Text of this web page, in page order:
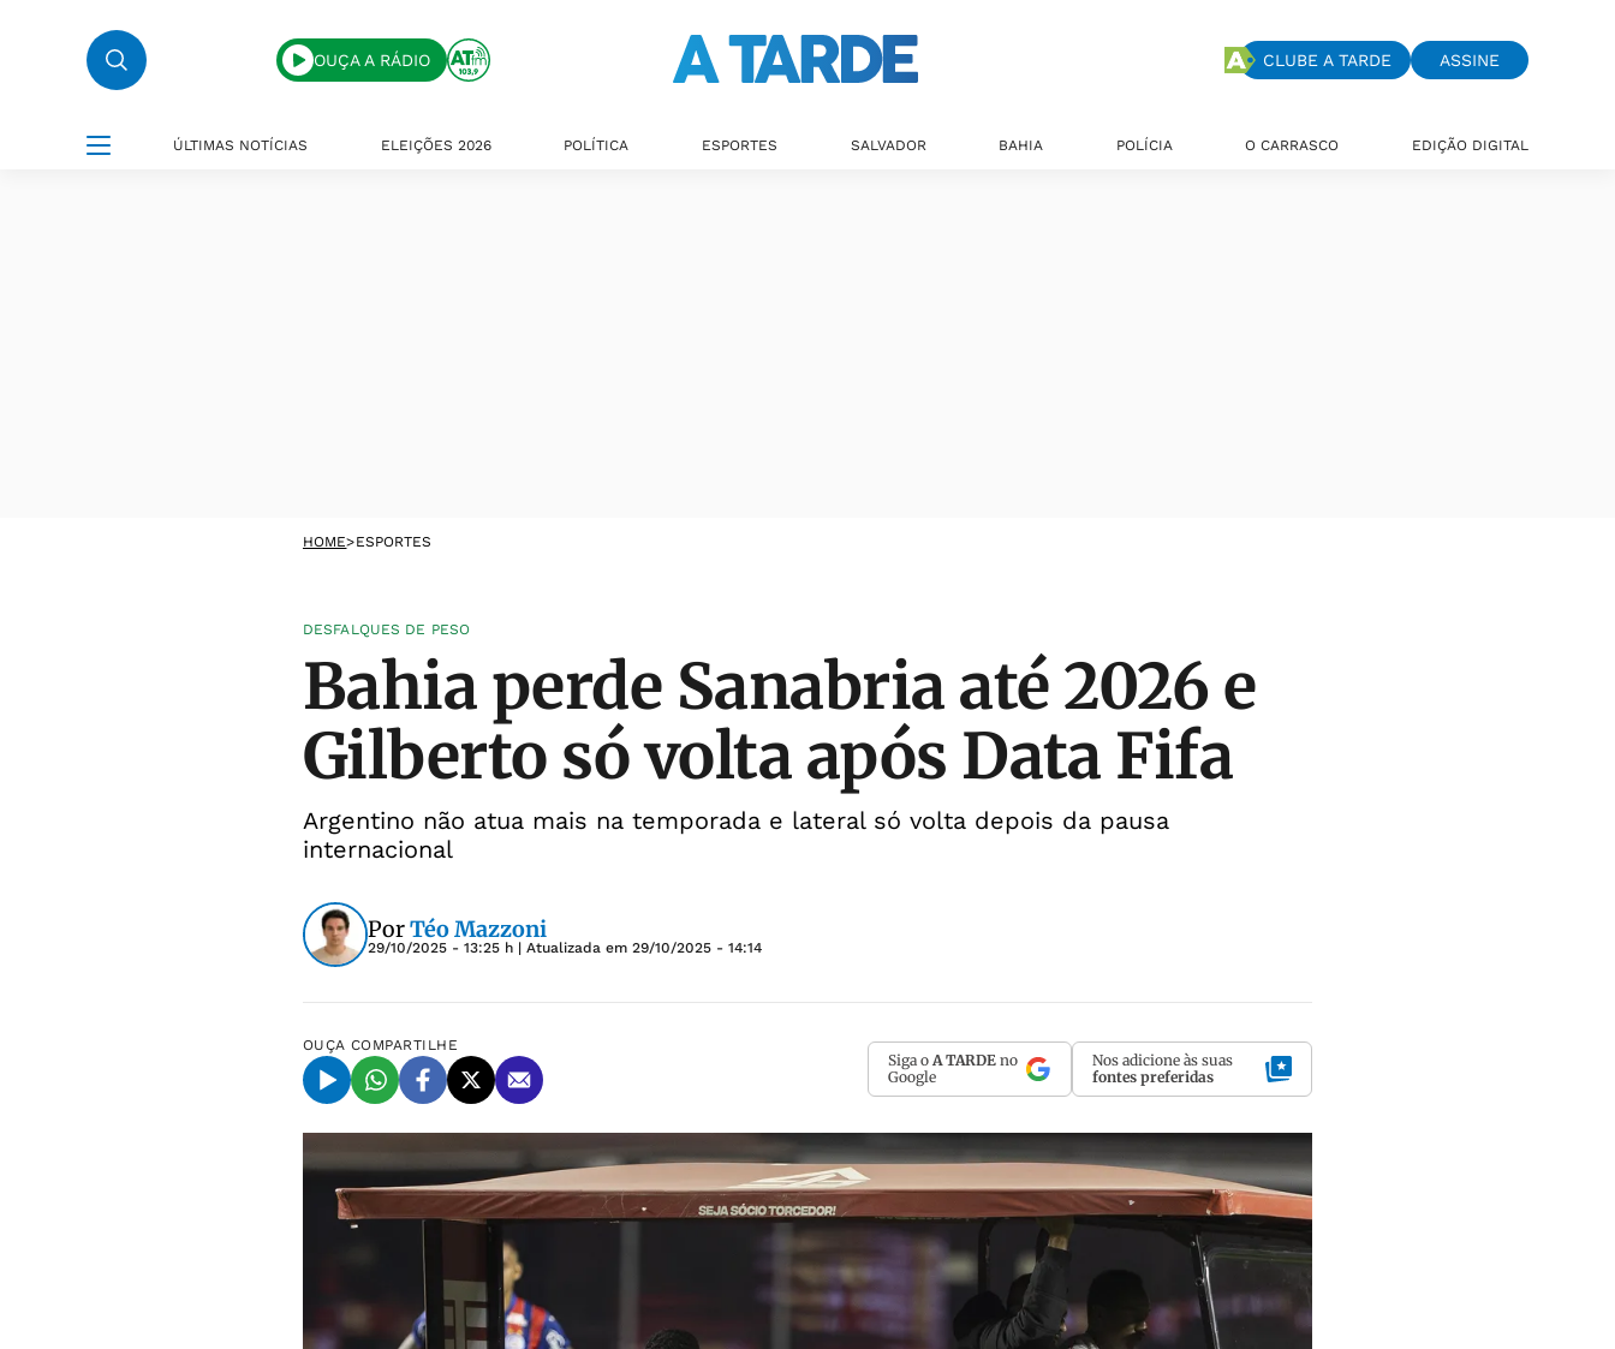
OUÇA A RÁDIO CLUBE A TARDE ASSINE
ÚLTIMAS NOTÍCIAS ELEIÇÕES 2026 POLÍTICA ESPORTES SALVADOR BAHIA POLÍCIA O CARRASCO EDIÇÃO DIGITAL
HOME>ESPORTES
DESFALQUES DE PESO
Bahia perde Sanabria até 2026 e
Gilberto só volta após Data Fifa
Argentino não atua mais na temporada e lateral só volta depois da pausa
internacional
PorTéo Mazzoni
29/10/2025 - 13:25 h | Atualizada em 29/10/2025 - 14:14
OUÇA COMPARTILHE
Siga o A TARDE no
Google
Nos adicione às suas
fontes preferidas